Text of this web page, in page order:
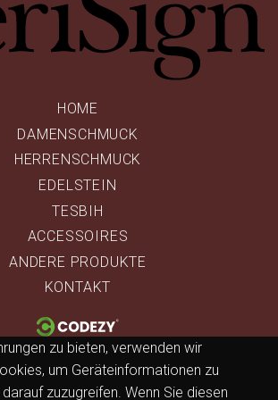
HOME
DAMENSCHMUCK
HERRENSCHMUCK
EDELSTEIN
TESBIH
ACCESSOIRES
ANDERE PRODUKTE
KONTAKT
zu bieten, verwenden wir
um Geräteinformationen zu
zuzugreifen. Wenn Sie diesen